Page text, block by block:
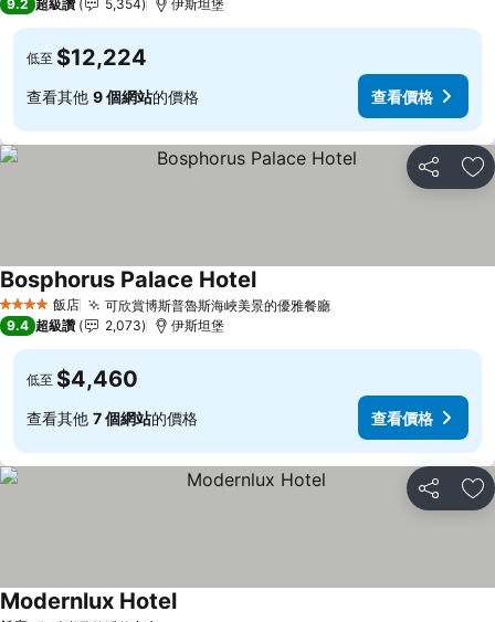
9.2 超級讚 5,354 伊斯坦堡
低至 $12,224
查看其他 9 個網站的價格 查看價格
分享 加
4 星級 飯店 可欣賞博斯普魯斯海峽美景的優雅餐廳
Bosphorus Palace Hotel
9.4 超級讚 2,073 伊斯坦堡
低至 $4,460
查看其他 7 個網站的價格 查看價格
分享 加
Modernlux Hotel